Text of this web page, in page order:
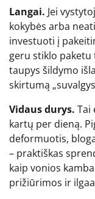
Langai. Jei
kokybės arba
investuoti į
geru stiklo
taupys šildymo
skirtumą
Vidaus durys. Tai
kartų per dieną.
deformuotis,
– praktiškas
kaip vonios
prižiūrimos ir